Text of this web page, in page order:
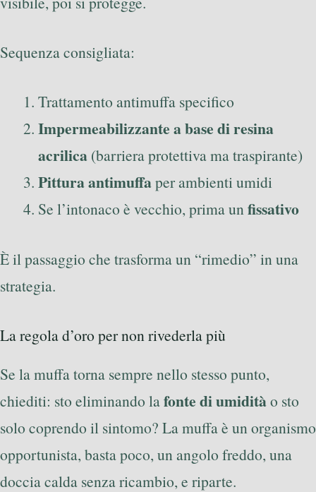
Sequenza consigliata:
Trattamento antimuffa specifico
Impermeabilizzante a base di resina
acrilica (barriera protettiva ma traspirante)
Pittura antimuffaper ambienti umidi
Se l’intonaco è vecchio, prima unfissativo
È il passaggio che trasforma un “rimedio” in una
strategia.
La regola d’oro per non rivederla più
Se la muffa torna sempre nello stesso punto,
chiediti: sto eliminando lafonte di umiditào sto
solo coprendo il sintomo? La muffa è un organismo
opportunista, basta poco, un angolo freddo, una
doccia calda senza ricambio, e riparte.